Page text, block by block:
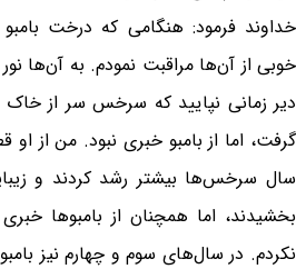
خداوند فرمود: هنگامی که درخت
خوبی از آن‌ها مراقبت نمودم. به آن‌ها
دیر زمانی نپایید که سرخس سر از خاک
گرفت، اما از بامبو خبری نبود. من از
سال سرخس‌ها بیشتر رشد کردند و
بخشیدند، اما همچنان از بامبو‌ها
نکردم. در سال‌های سوم و چهارم نیز